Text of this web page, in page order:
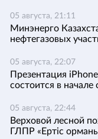
05 августа, 21:11
Минэнерго
нефтегазовых
05 августа, 22:07
Презентация
состоится в начале
05 августа, 22:44
Верховой лесной
ГЛПР «Ертіс